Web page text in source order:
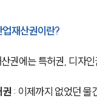
업재산권이란?
권에는 특허권, 디자
권 : 이제까지 없었던 물